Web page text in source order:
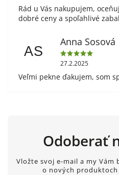
Rád u Vás nakupujem,
dobré ceny a spoľahlivé
AS
Anna Sosová
27.2.2025
Veľmi pekne ďakujem, som
Odoberať
Vložte svoj e-mail a my Vám
o nových produktoch